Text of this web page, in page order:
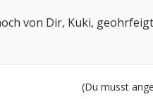
von Dir, Kuki,
(Du musst